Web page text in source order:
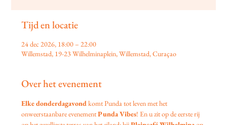
Tijd en locatie
24 dec 2026, 18:00 – 22:00
Willemstad, 19-23 Wilhelminaplein, Willemstad, Curaçao
Over het evenement
Elke donderdagavond komt Punda tot leven met het
onweerstaanbare evenement Punda Vibes! En u zit op de eerste rij